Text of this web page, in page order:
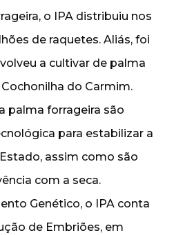
o IPA distribuiu nos
de raquetes. Aliás, foi
a cultivar de palma
do Carmim.
palma forrageira são
para estabilizar a
assim como são
com a seca.
Genético, o IPA conta
de Embriões, em